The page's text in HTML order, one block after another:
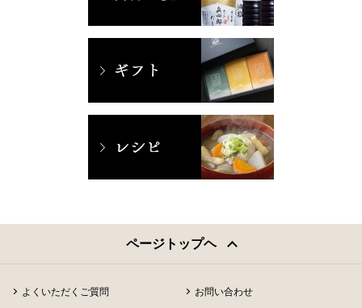
ページトップヘ
よくいただくご質問 お問い合わせ